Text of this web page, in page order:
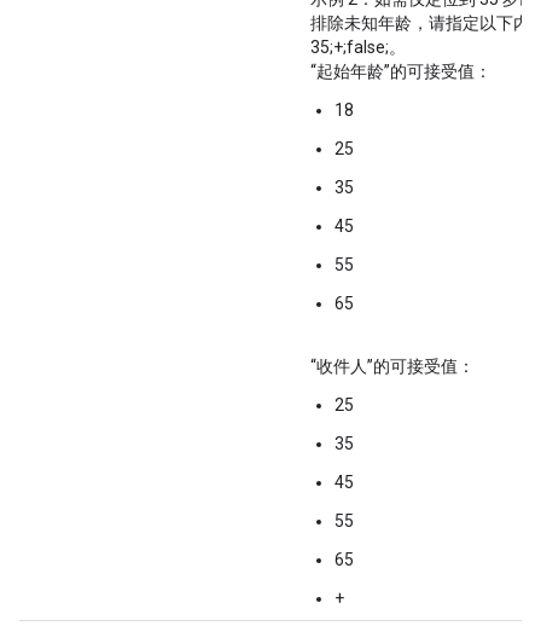
排除未知年龄，请指定以下内
35;+;false;。
“起始年龄”的可接受值：
18
25
35
45
55
65
“收件人”的可接受值：
25
35
45
55
65
+